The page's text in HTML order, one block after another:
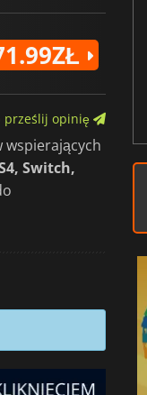
prześlij opinię
wspierających
Switch,